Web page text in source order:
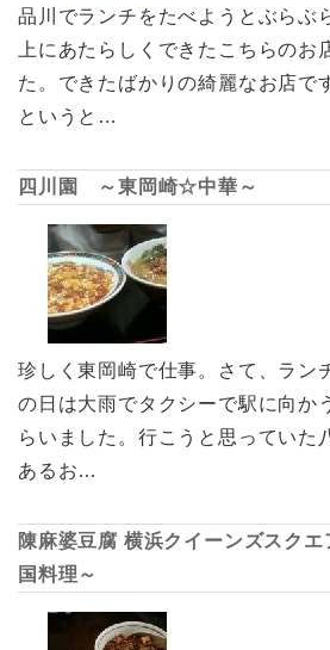
品川でランチをたべようとぶらぶ
上にあたらしくできたこちらのお
た。できたばかりの綺麗なお店で
というと…
四川園 ～東岡崎☆中華～
珍しく東岡崎で仕事。さて、ラン
の日は大雨でタクシーで駅に向か
らいました。行こうと思っていた
あるお…
陳麻婆豆腐 横浜クイーンズスク
国料理～